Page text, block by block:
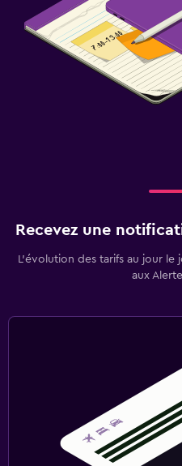
Recevez une
L’évolution des tarifs au jour
aux